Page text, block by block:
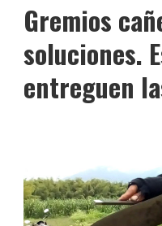
Gremios
soluciones.
entreguen